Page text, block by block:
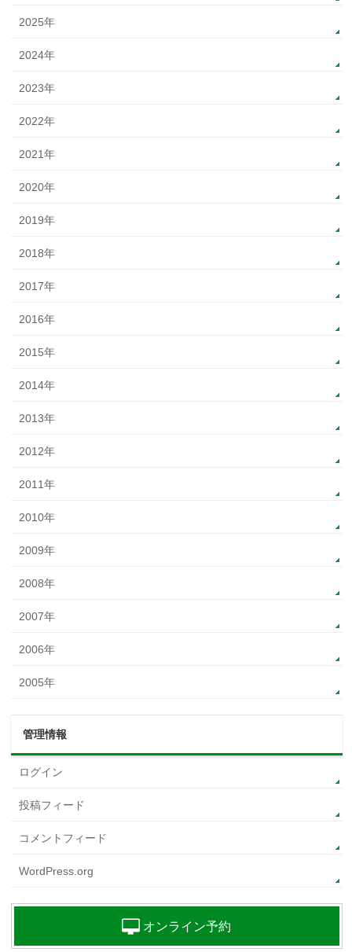
2025年
2024年
2023年
2022年
2021年
2020年
2019年
2018年
2017年
2016年
2015年
2014年
2013年
2012年
2011年
2010年
2009年
2008年
2007年
2006年
2005年
管理情報
ログイン
投稿フィード
コメントフィード
WordPress.org
オンライン予約